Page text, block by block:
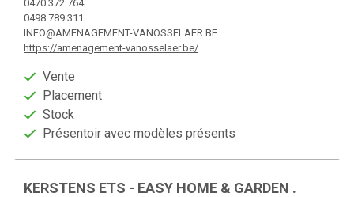
0470 372 764
0498 789 311
INFO@AMENAGEMENT-VANOSSELAER.BE
https://amenagement-vanosselaer.be/
Vente
Placement
Stock
Présentoir avec modèles présents
KERSTENS ETS - EASY HOME & GARDEN .